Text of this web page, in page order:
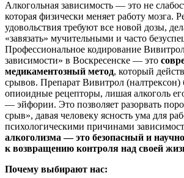
Алкогольная зависимость — это не
которая физически меняет работу мозга.
удовольствия требуют все новой дозы,
«завязать» мучительными и часто
Профессиональное кодирование
зависимости» в Воскресенске — это
медикаментозный метод, который
срывов. Препарат Вивитрол (налтрексон)
опиоидные рецепторы, лишая алкоголь
— эйфории. Это позволяет разорвать
срыв», давая человеку ясность ума для
психологическими причинами
алкоголизма — это безопасный и
к возвращению контроля над своей
Почему выбирают нас: